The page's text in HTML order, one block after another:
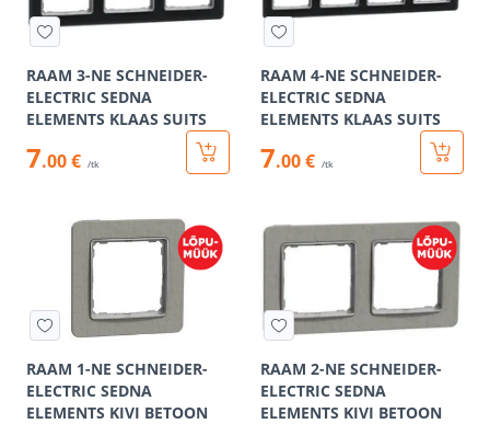
RAAM 3-NE SCHNEIDER-
ELECTRIC SEDNA
ELEMENTS KLAAS SUITS
7.00 € /tk
RAAM 4-NE SCHNEIDER-
ELECTRIC SEDNA
ELEMENTS KLAAS SUITS
7.00 € /tk
RAAM 1-NE SCHNEIDER-
ELECTRIC SEDNA
ELEMENTS KIVI BETOON
RAAM 2-NE SCHNEIDER-
ELECTRIC SEDNA
ELEMENTS KIVI BETOON